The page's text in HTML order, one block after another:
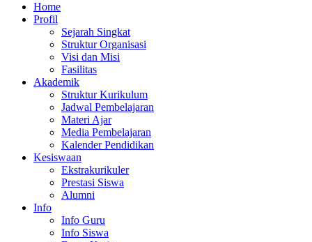
Home
Profil
Sejarah Singkat
Struktur Organisasi
Visi dan Misi
Fasilitas
Akademik
Struktur Kurikulum
Jadwal Pembelajaran
Materi Ajar
Media Pembelajaran
Kalender Pendidikan
Kesiswaan
Ekstrakurikuler
Prestasi Siswa
Alumni
Info
Info Guru
Info Siswa